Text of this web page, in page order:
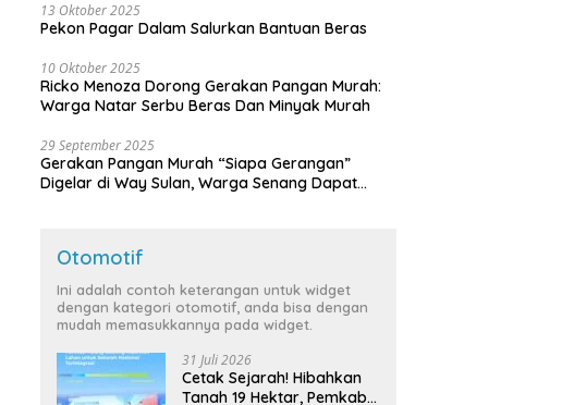
13 Oktober 2025
Pekon Pagar Dalam Salurkan Bantuan Beras
10 Oktober 2025
Ricko Menoza Dorong Gerakan Pangan Murah:
Warga Natar Serbu Beras Dan Minyak Murah
29 September 2025
Gerakan Pangan Murah “Siapa Gerangan”
Digelar di Way Sulan, Warga Senang Dapat
Otomotif
Ini adalah contoh keterangan untuk widget
dengan kategori otomotif, anda bisa dengan
mudah memasukkannya pada widget.
31 Juli 2026
Cetak Sejarah! Hibahkan
Tanah 19 Hektar, Pemkab